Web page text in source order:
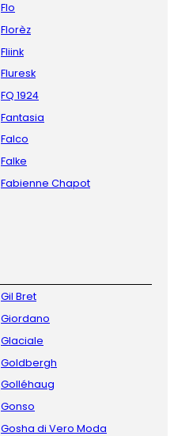
Flo
Florèz
Fliink
Fluresk
FQ 1924
Fantasia
Falco
Falke
Fabienne Chapot
Gil Bret
Giordano
Glaciale
Goldbergh
Golléhaug
Gonso
Gosha di Vero Moda